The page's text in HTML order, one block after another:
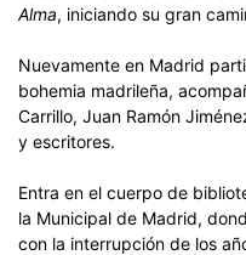
Alma, iniciando su gran
Nuevamente en Madrid
bohemia madrileña,
Carrillo, Juan Ramón
y escritores.
Entra en el cuerpo de
la Municipal de Madrid,
con la interrupción de los